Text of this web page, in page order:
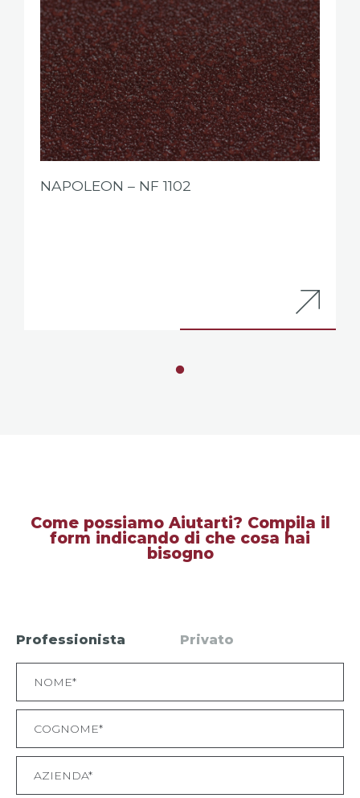
NAPOLEON – NF 1102
Come possiamo Aiutarti? Compila il
form indicando di che cosa hai
bisogno
Professionista Privato